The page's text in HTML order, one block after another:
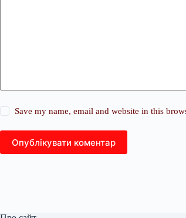
Save my name, email and website in this
Опублікувати коментар